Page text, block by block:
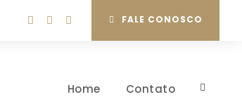
FALE CONOSCO
Home Contato